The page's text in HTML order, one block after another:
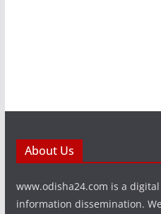
About Us
www.odisha24.com is a
information dissemination.